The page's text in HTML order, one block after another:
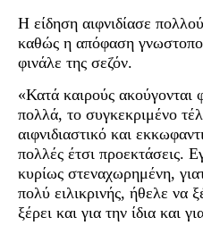
Η είδηση αιφνιδίασε
καθώς η απόφαση
φινάλε της σεζόν.
«Κατά καιρούς ακούγονται
πολλά, το συγκεκριμένο
αιφνιδιαστικό και
πολλές έτσι προεκτάσεις.
κυρίως στεναχωρημένη,
πολύ ειλικρινής, ήθελε να
ξέρει και για την ίδια και